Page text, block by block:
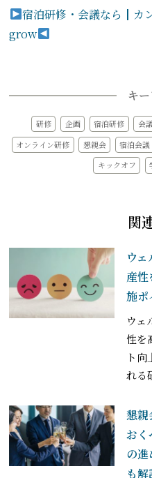
宿泊研修・会議なら┃カ
grow
キ
研修 企画 宿泊研修 会議
オンライン研修
懇親会 宿泊会議
キックオフ
関
ウ
産
施ポ
ウェ
性を
ト向
れる
懇親
おく
の
も解